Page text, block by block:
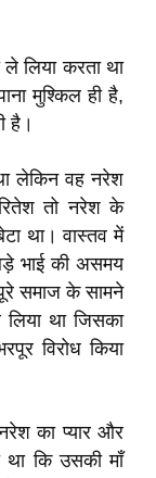
लिया करता था
मुश्किल ही है,
है।
लेकिन वह नरेश
तो नरेश के
था। वास्तव में
भाई की असमय
समाज के सामने
लिया था जिसका
विरोध किया
का प्यार और
था कि उसकी माँ